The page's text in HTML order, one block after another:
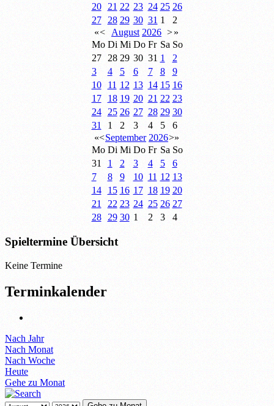
20
21 22 23 24 25 26
27
28 29 30 31 1
2
«< August 2026 >»
Mo Di Mi Do Fr Sa So
27
28 29 30 31 1
2
3
4 5 6 7 8
9
10
11 12 13 14 15 16
17
18 19 20 21 22 23
24
25 26 27 28 29 30
31
1 2 3 4 5
6
«<September 2026>»
Mo Di Mi Do Fr Sa So
31
1 2 3 4 5
6
7
8 9 10 11 12 13
14
15 16 17 18 19 20
21
22 23 24 25 26 27
28
29 30 1 2 3 4
Spieltermine Übersicht
Keine Termine
Terminkalender
Nach Jahr
Nach Monat
Nach Woche
Heute
Gehe zu Monat